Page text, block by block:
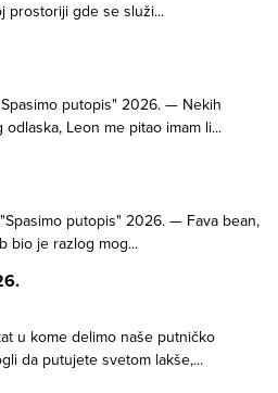
prostoriji gde se služi...
putopis" 2026. — Nekih
Leon me pitao imam li...
putopis" 2026. — Fava bean,
bio je razlog mog...
u kome delimo naše putničko
da putujete svetom lakše,...